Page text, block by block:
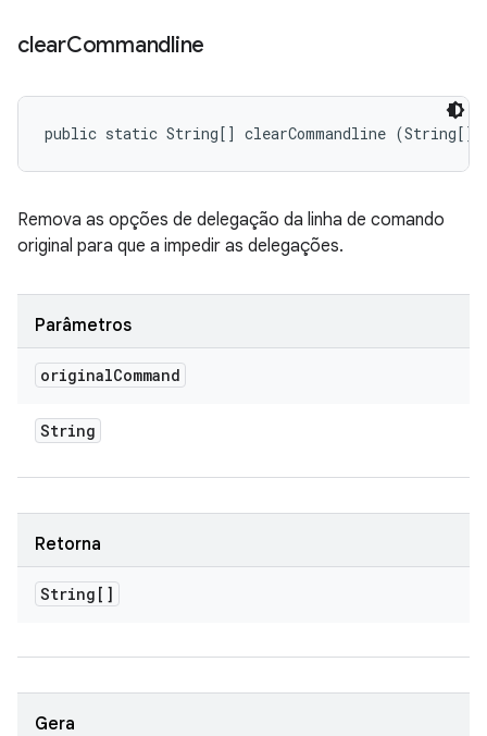
clearCommandline
public static String[] clearCommandline (String[]
Remova as opções de delegação da linha de comando
original para que a impedir as delegações.
Parâmetros
originalCommand
String
Retorna
String[]
Gera